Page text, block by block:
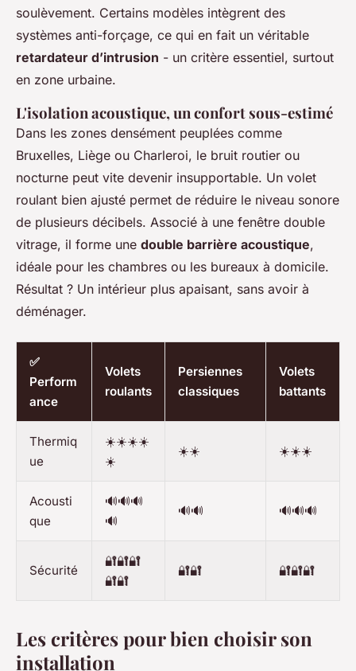
soulèvement. Certains modèles intègrent des
systèmes anti-forçage, ce qui en fait un véritable
retardateur d’intrusion - un critère essentiel, surtout
en zone urbaine.
L'isolation acoustique, un confort sous-estimé
Dans les zones densément peuplées comme
Bruxelles, Liège ou Charleroi, le bruit routier ou
nocturne peut vite devenir insupportable. Un volet
roulant bien ajusté permet de réduire le niveau sonore
de plusieurs décibels. Associé à une fenêtre double
vitrage, il forme une double barrière acoustique,
idéale pour les chambres ou les bureaux à domicile.
Résultat ? Un intérieur plus apaisant, sans avoir à
déménager.
✅
Perform
ance
Volets
roulants
Persiennes
classiques
Volets
battants
Thermiq
ue
☀️☀️☀️☀️
☀️
☀️☀️ ☀️☀️☀️
Acousti
que
🔊🔊🔊
🔊
🔊🔊 🔊🔊🔊
Sécurité
🔐🔐🔐
🔐🔐
🔐🔐 🔐🔐🔐
Les critères pour bien choisir son
installation